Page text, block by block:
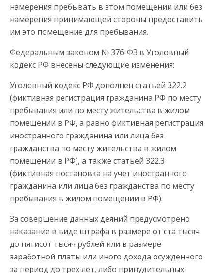
намерения пребывать в этом помещении или без
намерения принимающей стороны предоставить
им это помещение для пребывания.
Федеральным законом № 376-ФЗ в Уголовный
кодекс РФ внесены следующие изменения:
Уголовный кодекс РФ дополнен статьей 322.2
(фиктивная регистрация гражданина РФ по месту
пребывания или по месту жительства в жилом
помещении в РФ, а равно фиктивная регистрация
иностранного гражданина или лица без
гражданства по месту жительства в жилом
помещении в РФ), а также статьей 322.3
(фиктивная постановка на учет иностранного
гражданина или лица без гражданства по месту
пребывания в жилом помещении в РФ).
За совершение данных деяний предусмотрено
наказание в виде штрафа в размере от ста тысяч
до пятисот тысяч рублей или в размере
заработной платы или иного дохода осужденного
за период до трех лет, либо принудительных